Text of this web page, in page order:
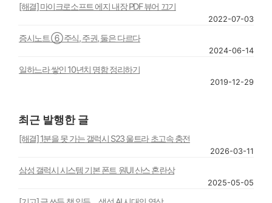
[해결] 마이크로소프트 에지 내장 PDF 뷰어 끄기
2022-07-03
증시노트 ⑥ 주식, 주권, 둘은 다르다
2024-06-14
일하느라 쌓인 10년치 명함 정리하기
2019-12-29
최근 발행한 글
[해결] 1분을 못 가는 갤럭시 S23 울트라 초고속 충전
2026-03-11
삼성 갤럭시 시스템 기본 폰트 원UI 산스 혼란상
2025-05-05